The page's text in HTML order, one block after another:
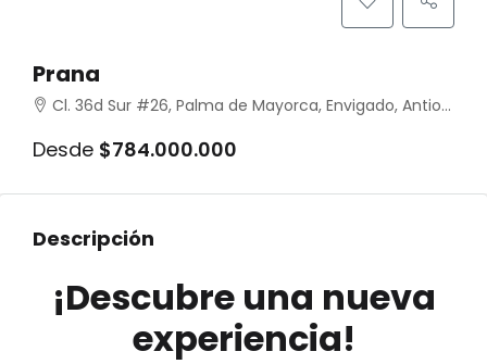
Prana
Cl. 36d Sur #26, Palma de Mayorca, Envigado, Antioquia, Colombia
Desde $784.000.000
Descripción
¡Descubre una nueva
experiencia!